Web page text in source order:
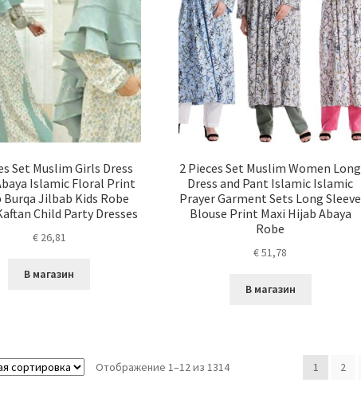
Set Muslim Girls Dress
Islamic Floral Print
Burqa Jilbab Kids Robe
Child Party Dresses
€26,81
В магазин
2 Pieces Set Muslim Women Long
Dress and Pant Islamic Islamic
Prayer Garment Sets Long Sleeve
Blouse Print Maxi Hijab Abaya
Robe
€51,78
В магазин
Отображение 1–12 из 1314 1 2